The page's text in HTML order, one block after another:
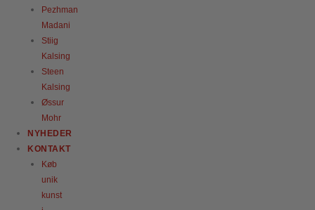
Pezhman
Madani
Stiig
Kalsing
Steen
Kalsing
Øssur
Mohr
NYHEDER
KONTAKT
Køb
unik
kunst